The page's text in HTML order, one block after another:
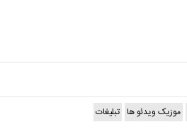
موزیک ویدئو ها تبلیغات